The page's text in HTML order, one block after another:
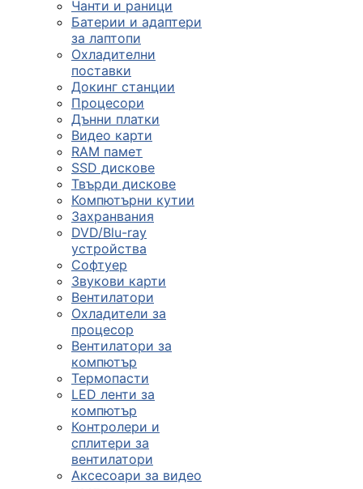
Чанти и раници
Батерии и адаптери
за лаптопи
Охладителни
поставки
Докинг станции
Процесори
Дънни платки
Видео карти
RAM памет
SSD дискове
Твърди дискове
Компютърни кутии
Захранвания
DVD/Blu-ray
устройства
Софтуер
Звукови карти
Вентилатори
Охладители за
процесор
Вентилатори за
компютър
Термопасти
LED ленти за
компютър
Контролери и
сплитери за
вентилатори
Аксесоари за видео